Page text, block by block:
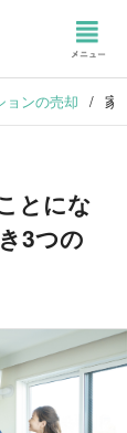
ョンの売却 / 家
とにな
3つの